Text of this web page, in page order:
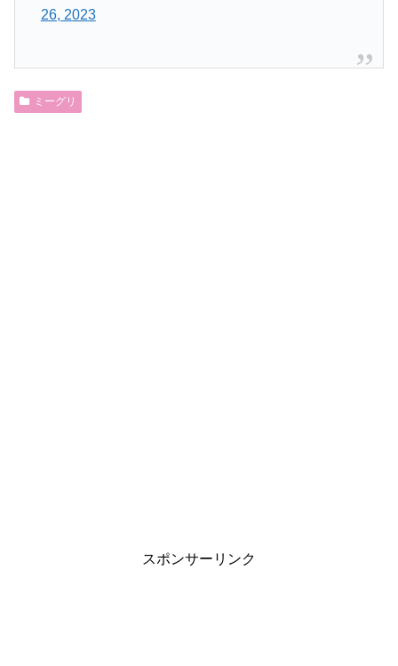
26, 2023
ミーグリ
スポンサーリンク